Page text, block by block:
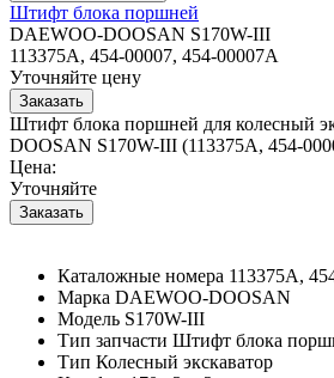
Штифт блока поршней
DAEWOO-DOOSAN S170W-III
113375A, 454-00007, 454-00007A
Уточняйте цену
Штифт блока поршней для колесный
DOOSAN S170W-III (113375A, 454-
Цена:
Уточняйте
Каталожные номера 113375A,
Марка DAEWOO-DOOSAN
Модель S170W-III
Тип запчасти Штифт блока
Тип Колесный экскаватор